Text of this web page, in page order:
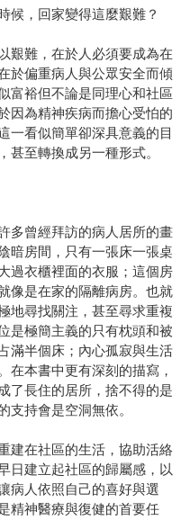
候，回家變得這麼艱難？
艱難，在於人必須要成為在
於偏重病人與公眾安全而傾
富裕但不論是同理心和社區
因為精神疾病而擔心受怕的
一看似簡單卻深具意義的目
甚至轉換成另一種形式。
多曾經拜訪的病人居所的畫
暗房間，只有一張床一張桌
過衣櫃裡面的衣服；這個房
像是在家的隔離病房。也就
地尋找關注，甚至尋求重複
是極簡主義的只有枕頭和被
滿半個床；內心孤寂與生活
在本書中更有深刻的描寫，
了長住的居所，捨不得的是
支持會是空洞無依。
建在社區的生活，協助活絡
日建立起社區的歸屬感，以
病人依照自己的喜好與選
精神醫療與復健的首要任